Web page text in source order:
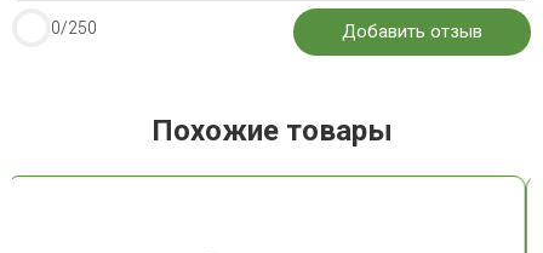
0/250
Похожие товары